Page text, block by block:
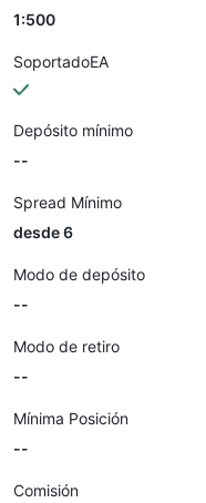
1:500
SoportadoEA
Depósito mínimo
--
Spread Mínimo
desde 6
Modo de depósito
--
Modo de retiro
--
Mínima Posición
--
Comisión